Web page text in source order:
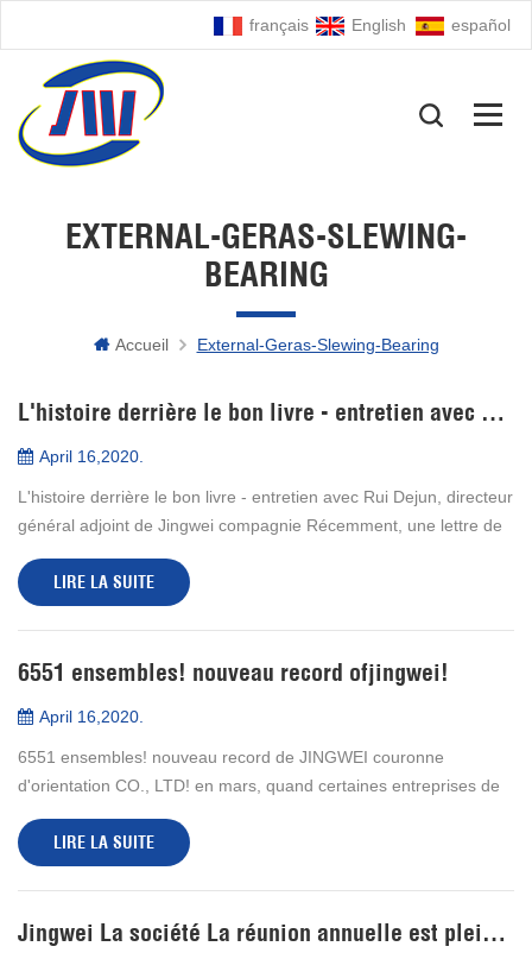
français English español
EXTERNAL-GERAS-SLEWING-
BEARING
Accueil External-Geras-Slewing-Bearing
L'histoire derrière le bon livre - entretien avec Rui Dejun, directeur général adjoint de Jingwei compagnie
April 16,2020.
L'histoire derrière le bon livre - entretien avec Rui Dejun, directeur
général adjoint de Jingwei compagnie Récemment, une lettre de
remerciements avec confiance et encouragement a été envoyée
à MAANS...
LIRE LA SUITE
6551 ensembles! nouveau record ofjingwei!
April 16,2020.
6551 ensembles! nouveau record de JINGWEI couronne
d'orientation CO., LTD! en mars, quand certaines entreprises de
production ont repris le travail progressivement après que
l'épidémie se soit apaisée...
LIRE LA SUITE
Jingwei La société La réunion annuelle est pleine de joie